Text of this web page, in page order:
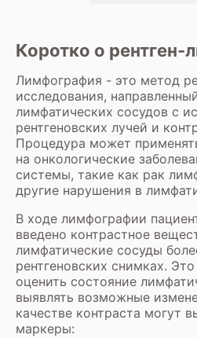
Коротко о рентген-
Лимфография - это метод
исследования,
лимфатических сосудов с
рентгеновских лучей и
Процедура может
на онкологические
системы, такие как рак
другие нарушения в
В ходе лимфографии
введено контрастное
лимфатические сосуды
рентгеновских снимках.
оценить состояние
выявлять возможные
качестве контраста могут
маркеры: